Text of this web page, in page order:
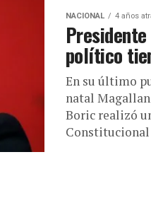
NACIONAL 4 años
político
En su último
natal
Boric realizó
Constitucional